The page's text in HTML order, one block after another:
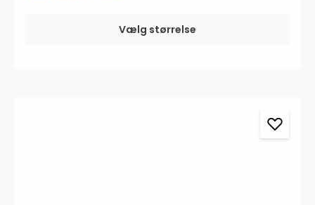
Vælg størrelse